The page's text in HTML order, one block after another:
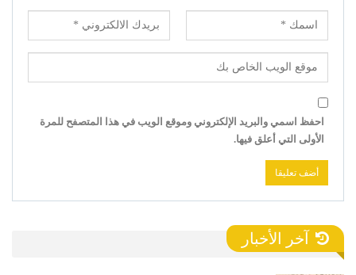
احفظ اسمي والبريد الإلكتروني وموقع الويب في هذا المتصفح للمرة
الأولى التي أعلق فيها.
آخر الأخبار